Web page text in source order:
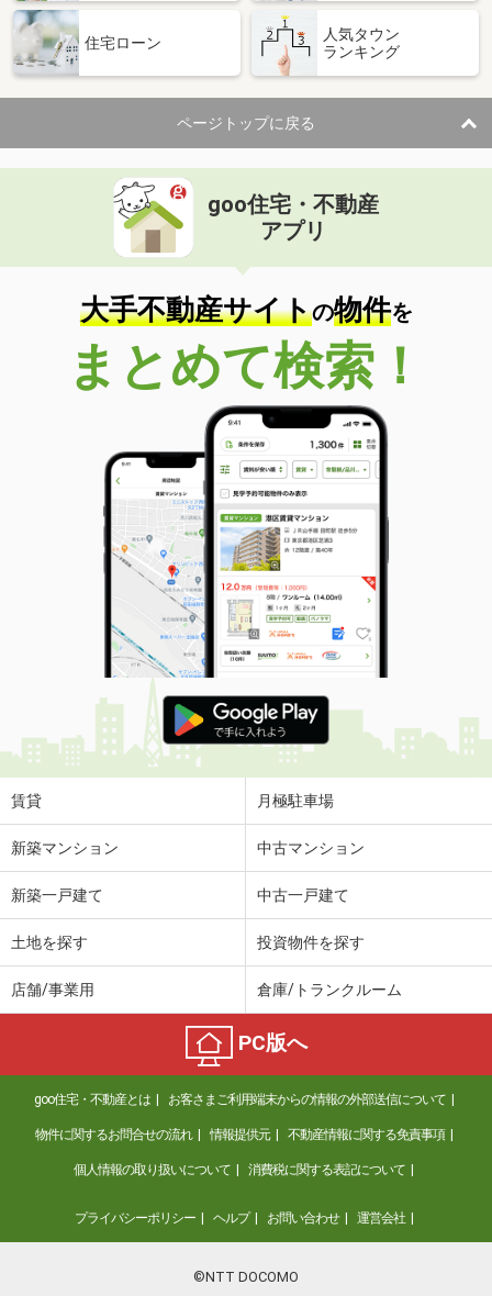
住宅ローン
人気タウン
ランキング
ページトップに戻る
goo住宅・不動産
アプリ
大手不動産サイトの物件を
まとめて検索！
賃貸 月極駐車場
新築マンション 中古マンション
新築一戸建て 中古一戸建て
土地を探す 投資物件を探す
店舗/事業用 倉庫/トランクルーム
PC版へ
goo住宅・不動産とは お客さまご利用端末からの情報の外部送信について
物件に関するお問合せの流れ 情報提供元 不動産情報に関する免責事項
個人情報の取り扱いについて 消費税に関する表記について
プライバシーポリシー ヘルプ お問い合わせ 運営会社
©NTT DOCOMO